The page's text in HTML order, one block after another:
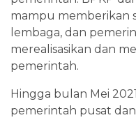
mampu memberikan
lembaga, dan
merealisasikan dan
pemerintah.
Hingga bulan Mei
pemerintah pusat